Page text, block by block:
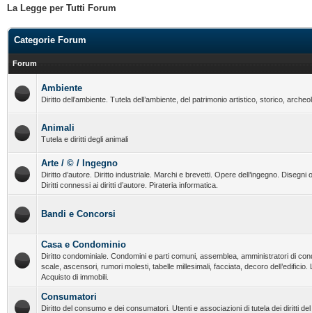
La Legge per Tutti Forum
Categorie Forum
Forum
Ambiente
Diritto dell’ambiente. Tutela dell’ambiente, del patrimonio artistico, storico,
Animali
Tutela e diritti degli animali
Arte / © / Ingegno
Diritto d’autore. Diritto industriale. Marchi e brevetti. Opere dell’ingegno. Disegni
Diritti connessi ai diritti d’autore. Pirateria informatica.
Bandi e Concorsi
Casa e Condominio
Diritto condominiale. Condomini e parti comuni, assemblea, amministratori di
scale, ascensori, rumori molesti, tabelle millesimali, facciata, decoro
Acquisto di immobili.
Consumatori
Diritto del consumo e dei consumatori. Utenti e associazioni di tutela dei diritti